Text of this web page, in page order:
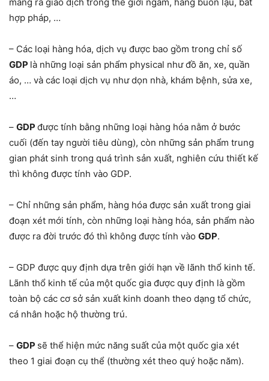
hợp pháp, …
– Các loại hàng hóa, dịch vụ được bao gồm trong chỉ số
GDP là những loại sản phẩm physical như đồ ăn, xe, quần
áo, … và các loại dịch vụ như dọn nhà, khám bệnh, sửa xe,
…
– GDP được tính bằng những loại hàng hóa nằm ở bước
cuối (đến tay người tiêu dùng), còn những sản phẩm trung
gian phát sinh trong quá trình sản xuất, nghiên cứu thiết kế
thì không được tính vào GDP.
– Chỉ những sản phẩm, hàng hóa được sản xuất trong giai
đoạn xét mới tính, còn những loại hàng hóa, sản phẩm nào
được ra đời trước đó thì không được tính vào GDP.
– GDP được quy định dựa trên giới hạn về lãnh thổ kinh tế.
Lãnh thổ kinh tế của một quốc gia được quy định là gồm
toàn bộ các cơ sở sản xuất kinh doanh theo dạng tổ chức,
cá nhân hoặc hộ thường trú.
– GDP sẽ thể hiện mức năng suất của một quốc gia xét
theo 1 giai đoạn cụ thể (thường xét theo quý hoặc năm).